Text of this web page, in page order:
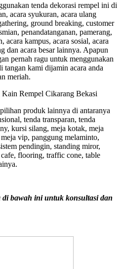
tenda dekorasi rempel ini di
acara syukuran, acara ulang
ground breaking, customer
penandatanganan, pamerang,
acara kampus, acara sosial, acara
dan acara besar lainnya. Apapun
pernah ragu untuk menggunakan
tangan kami dijamin acara anda
meriah.
produk lainnya di antaranya
tenda transparan, tenda
kursi silang, meja kotak, meja
vip, panggung melaminto,
pendingin, standing miror,
flooring, traffic cone, table
bawah ini untuk konsultasi dan